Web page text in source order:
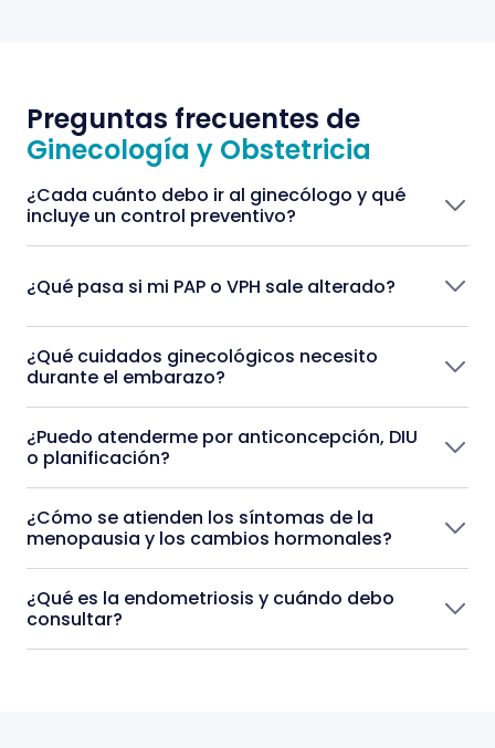
Preguntas frecuentes de
Ginecología y Obstetricia
¿Cada cuánto debo ir al ginecólogo y qué
incluye un control preventivo?
¿Qué pasa si mi PAP o VPH sale alterado?
¿Qué cuidados ginecológicos necesito
durante el embarazo?
¿Puedo atenderme por anticoncepción, DIU
o planificación?
¿Cómo se atienden los síntomas de la
menopausia y los cambios hormonales?
¿Qué es la endometriosis y cuándo debo
consultar?